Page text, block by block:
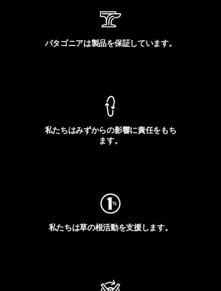
パタゴニアは製品を保証しています。
私たちはみずからの影響に責任をもち
ます。
私たちは草の根活動を支援します。